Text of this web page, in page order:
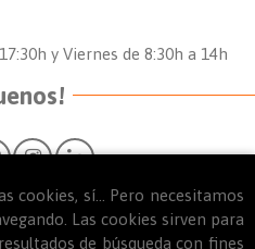
y Viernes de 8:30h a 14h
cookies, sí... Pero necesitamos
Las cookies sirven para
de búsqueda con fines